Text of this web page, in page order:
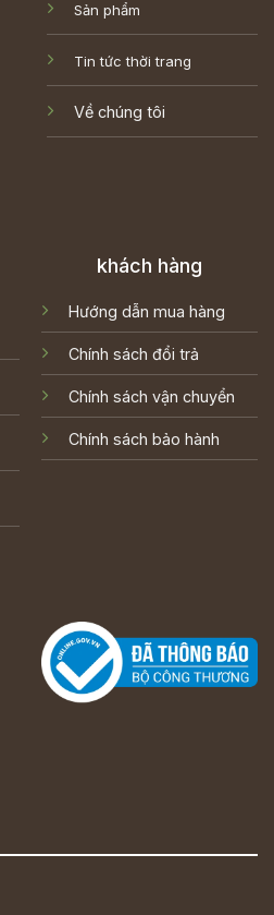
Sản phẩm
Tin tức thời trang
Về chúng tôi
khách hàng
Hướng dẫn mua hàng
Chính sách đổi trả
Chính sách vận chuyển
Chính sách bảo hành